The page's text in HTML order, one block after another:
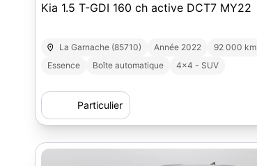
Kia 1.5 T-GDI 160 ch active DCT7 MY22
La Garnache (85710) Année 2022
92 000 km
Essence
Boîte automatique 4x4 - SUV
Particulier